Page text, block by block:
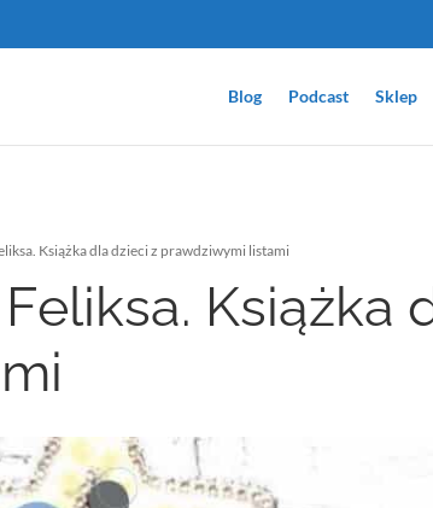
Blog Podcast Sklep
Książka dla dzieci z prawdziwymi listami
Książka